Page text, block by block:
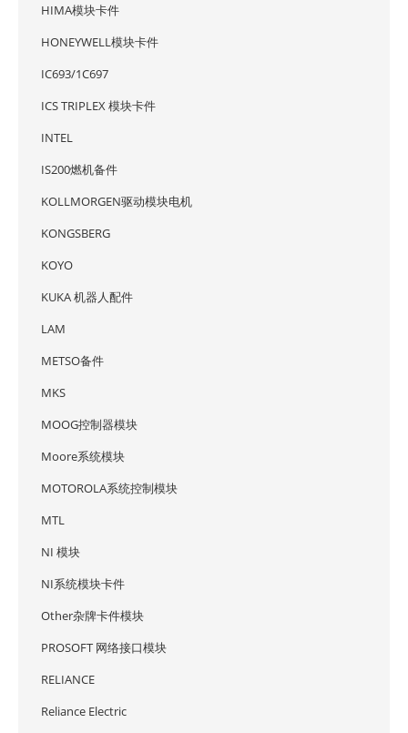
HIMA模块卡件
HONEYWELL模块卡件
IC693/1C697
ICS TRIPLEX 模块卡件
INTEL
IS200燃机备件
KOLLMORGEN驱动模块电机
KONGSBERG
KOYO
KUKA 机器人配件
LAM
METSO备件
MKS
MOOG控制器模块
Moore系统模块
MOTOROLA系统控制模块
MTL
NI 模块
NI系统模块卡件
Other杂牌卡件模块
PROSOFT 网络接口模块
RELIANCE
Reliance Electric